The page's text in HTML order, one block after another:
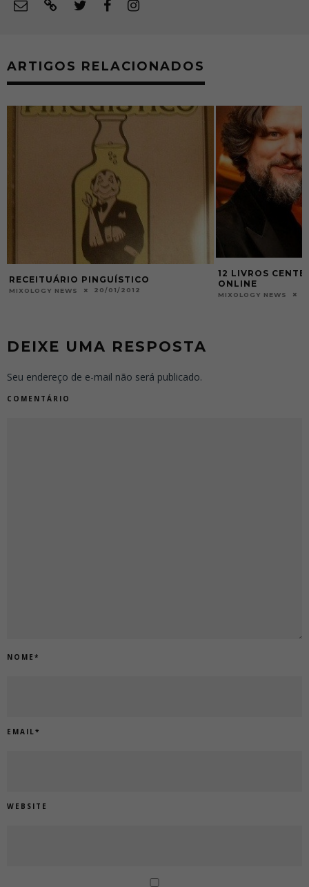
ARTIGOS RELACIONADOS
RECEITUÁRIO PINGUÍSTICO
MIXOLOGY NEWS 20/01/2012
12 LIVROS
ONLINE
MIXOLOGY NEWS
DEIXE UMA RESPOSTA
Seu endereço de e-mail não será publicado.
COMENTÁRIO
NOME *
EMAIL*
WEBSITE